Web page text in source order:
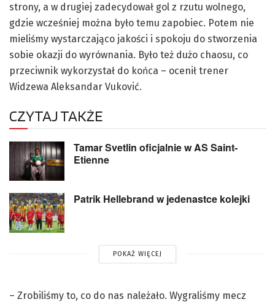
strony, a w drugiej zadecydował gol z rzutu wolnego,
gdzie wcześniej można było temu zapobiec. Potem nie
mieliśmy wystarczająco jakości i spokoju do stworzenia
sobie okazji do wyrównania. Było też dużo chaosu, co
przeciwnik wykorzystał do końca – ocenił trener
Widzewa Aleksandar Vuković.
CZYTAJ TAKŻE
Tamar Svetlin oficjalnie w AS Saint-
Etienne
Patrik Hellebrand w jedenastce kolejki
POKAŻ WIĘCEJ
– Zrobiliśmy to, co do nas należało. Wygraliśmy mecz